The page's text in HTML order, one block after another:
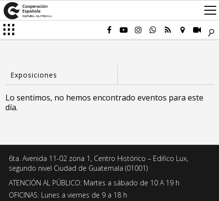
Lo sentimos, no hemos encontrado eventos para este
día.
6ta. Avenida 11-02 zona 1, Centro Histórico – Edifico Lux,
segundo nivel Ciudad de Guatemala (01001)
ATENCIÓN AL PÚBLICO: Martes a sábado de 10 A 19 h
OFICINAS: Lunes a viernes de 9 a 18 h